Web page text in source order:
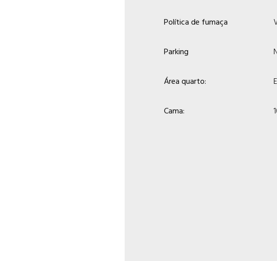
Política de fumaça
Parking
Área quarto:
Cama: